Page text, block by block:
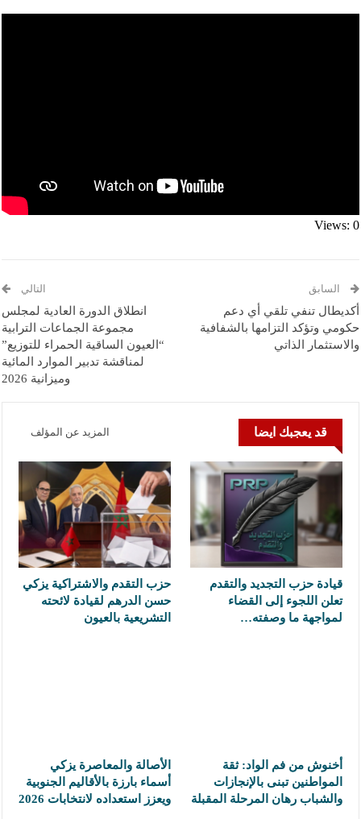
Views: 0
السابق
أكديطال تنفي تلقي أي دعم
حكومي وتؤكد التزامها بالشفافية
والاستثمار الذاتي
التالي
انطلاق الدورة العادية لمجلس
مجموعة الجماعات الترابية
“العيون الساقية الحمراء للتوزيع”
لمناقشة تدبير الموارد المائية
وميزانية 2026
قد يعجبك ايضا المزيد عن المؤلف
قيادة حزب التجديد والتقدم
تعلن اللجوء إلى القضاء
لمواجهة ما وصفته…
حزب التقدم والاشتراكية يزكي
حسن الدرهم لقيادة لائحته
التشريعية بالعيون
أخنوش من فم الواد: ثقة
المواطنين تبنى بالإنجازات
والشباب رهان المرحلة المقبلة
الأصالة والمعاصرة يزكي
أسماء بارزة بالأقاليم الجنوبية
ويعزز استعداده لانتخابات 2026